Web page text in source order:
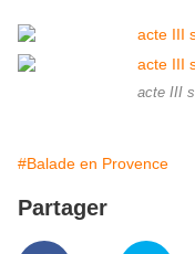
acte III
#Balade en Provence
Partager